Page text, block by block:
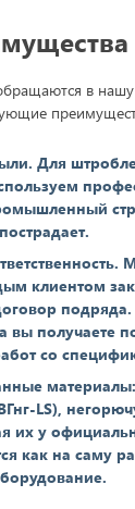
в
Для
клиентом
вы получаете
со
LS),
их у
как на саму